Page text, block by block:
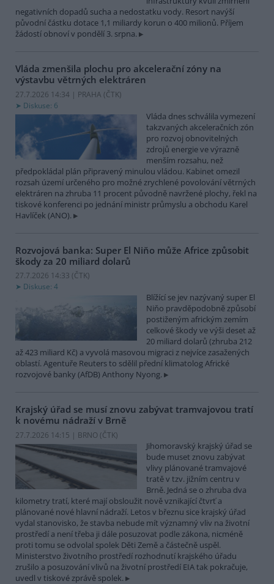
negativních dopadů sucha a nedostatku vody. Resort navýší
původní částku dotace 1,1 miliardy korun o 400 milionů. Příjem
žádostí obnoví v pondělí 3. srpna.
Vláda zmenšila plochu pro akcelerační zóny na
výstavbu větrných elektráren
27.7.2026 14:34 | PRAHA (ČTK)
Diskuse: 6
Vláda dnes schválila vymezení
takzvaných akceleračních zón
pro rozvoj obnovitelných
zdrojů energie ve výrazně
menším rozsahu, než
předpokládal plán připravený minulou vládou. Kabinet omezil
rozsah území určeného pro možné zrychlené povolování větrných
elektráren na zhruba 11 procent původně navržené plochy, řekl na
tiskové konferenci po jednání ministr průmyslu a obchodu Karel
Havlíček (ANO).
Rozvojová banka: Super El Niňo může Africe způsobit
škody za 20 miliard dolarů
27.7.2026 14:33 (ČTK)
Diskuse: 4
Blížící se jev nazývaný super El
Niňo pravděpodobně způsobí
postiženým africkým zemím
celkové škody ve výši deset až
20 miliard dolarů (zhruba 212
až 423 miliard Kč) a vyvolá masovou migraci z nejvíce zasažených
oblastí. Agentuře Reuters to sdělil přední klimatolog Africké
rozvojové banky (AfDB) Anthony Nyong.
Krajský úřad se musí znovu zabývat tramvajovou tratí
k novému nádraží v Brně
27.7.2026 14:15 | BRNO (ČTK)
Jihomoravský krajský úřad se
bude muset znovu zabývat
vlivy plánované tramvajové
tratě v tzv. jižním centru v
Brně. Jedná se o zhruba dva
kilometry tratí, které mají obsloužit nově vznikající čtvrť a
plánované nové hlavní nádraží. Letos v březnu sice krajský úřad
vydal stanovisko, že stavba nebude mít významný vliv na životní
prostředí a není třeba ji dále posuzovat podle zákona, nicméně
proti tomu se odvolal spolek Děti Země a částečně uspěl.
Ministerstvo životního prostředí rozhodnutí krajského úřadu
zrušilo a posuzování vlivů na životní prostředí EIA tak pokračuje,
uvedl v tiskové zprávě spolek.